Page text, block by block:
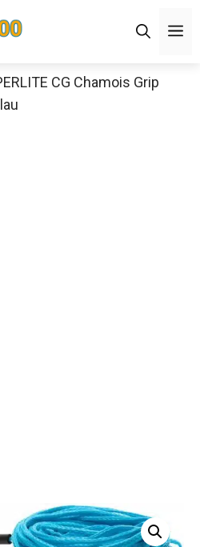
CG Chamois Grip